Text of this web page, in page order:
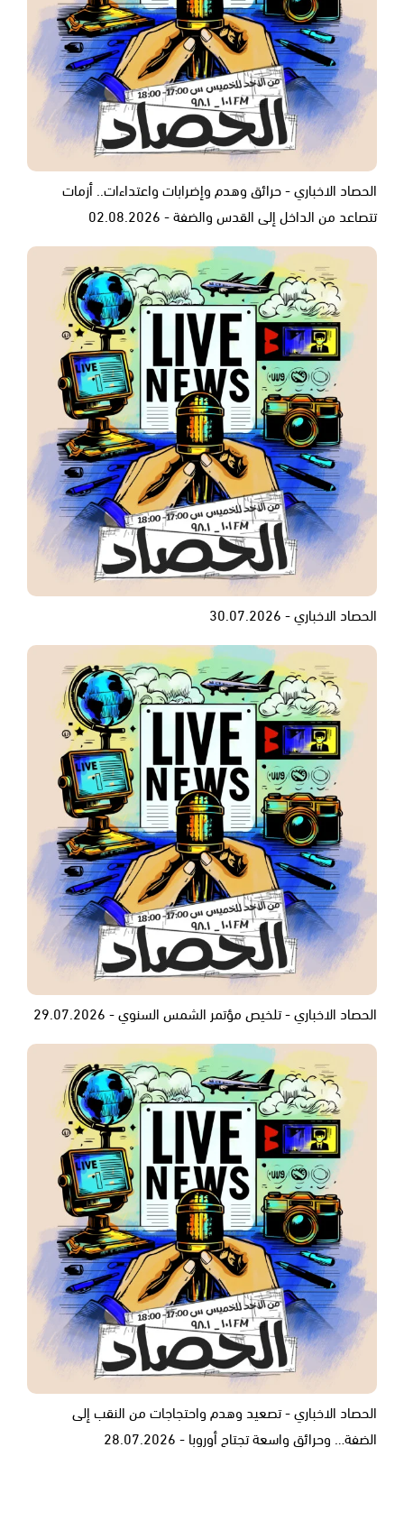
الحصاد الاخباري - حرائق وهدم وإضرابات واعتداءات.. أزمات
تتصاعد من الداخل إلى القدس والضفة - 02.08.2026
الحصاد الاخباري - 30.07.2026
الحصاد الاخباري - تلخيص مؤتمر الشمس السنوي - 29.07.2026
الحصاد الاخباري - تصعيد وهدم واحتجاجات من النقب إلى
الضفة… وحرائق واسعة تجتاح أوروبا - 28.07.2026